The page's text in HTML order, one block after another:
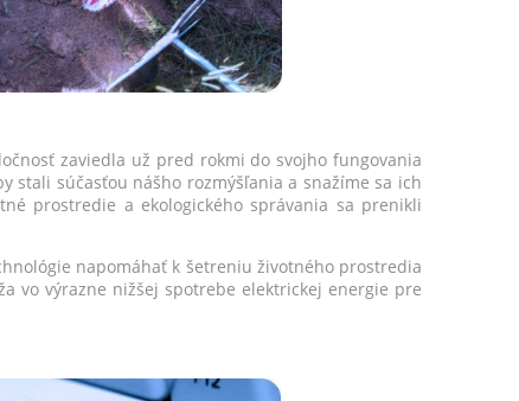
zaviedla už pred rokmi do svojho fungovania
stali súčasťou nášho rozmýšľania a snažíme sa ich
prostredie a ekologického správania sa prenikli
napomáhať k šetreniu životného prostredia
vo výrazne nižšej spotrebe elektrickej energie pre